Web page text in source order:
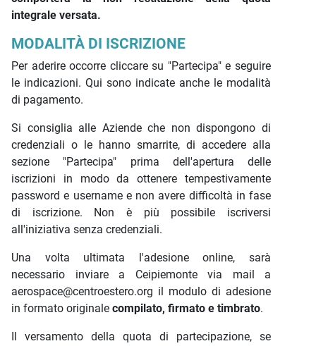
integrale versata.
MODALITÀ DI ISCRIZIONE
Per aderire occorre cliccare su "Partecipa" e seguire
le indicazioni. Qui sono indicate anche le modalità
di pagamento.
Si consiglia alle Aziende che non dispongono di
credenziali o le hanno smarrite, di accedere alla
sezione "Partecipa" prima dell'apertura delle
iscrizioni in modo da ottenere tempestivamente
password e username e non avere difficoltà in fase
di iscrizione. Non è più possibile iscriversi
all'iniziativa senza credenziali.
Una volta ultimata l'adesione online, sarà
necessario inviare a Ceipiemonte via mail a
aerospace@centroestero.org il modulo di adesione
in formato originale compilato, firmato e timbrato.
Il versamento della quota di partecipazione, se